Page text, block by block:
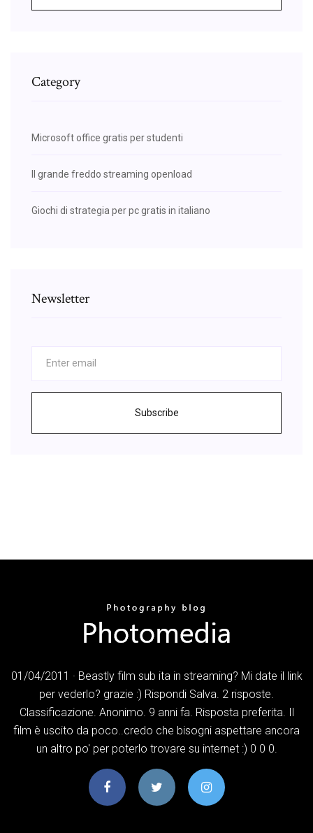
Category
Microsoft office gratis per studenti
Il grande freddo streaming openload
Giochi di strategia per pc gratis in italiano
Newsletter
Subscribe
01/04/2011 · Beastly film sub ita in streaming? Mi date il link
per vederlo? grazie :) Rispondi Salva. 2 risposte.
Classificazione. Anonimo. 9 anni fa. Risposta preferita. Il
film è uscito da poco..credo che bisogni aspettare ancora
un altro po' per poterlo trovare su internet :) 0 0 0.